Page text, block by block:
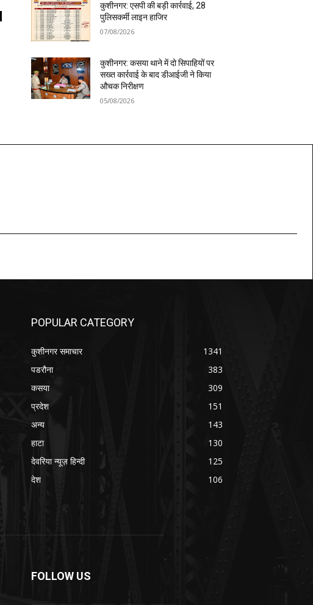
कुशीनगर: एसपी की बड़ी कार्रवाई, 28
पुलिसकर्मी लाइन हाजिर
07/08/2026
कुशीनगर: कसया थाने में दो सिपाहियों पर
सख्त कार्रवाई के बाद डीआईजी ने किया
औचक निरीक्षण
05/08/2026
POPULAR CATEGORY
कुशीनगर समाचार
1341
पडरौना
383
कसया
309
प्रदेश
151
अन्य
143
हाटा
130
देवरिया न्यूज़ हिन्दी
125
देश
106
FOLLOW US